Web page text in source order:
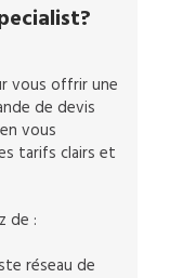
vous offrir une
de devis
vous
tarifs clairs et
de :
réseau de